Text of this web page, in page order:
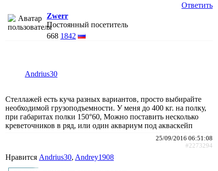
Ответить
Zwerr
Постоянный посетитель
668 1842
Andrius30
Стеллажей есть куча разных вариантов, просто выбирайте
необходимой грузоподъемности. У меня до 400 кг. на полку,
при габаритах полки 150°60, Можно поставить несколько
креветочников в ряд, или один аквариум под акваскейп
25/09/2016 06:51:08
#2273294
Нравится Andrius30, Andrey1908